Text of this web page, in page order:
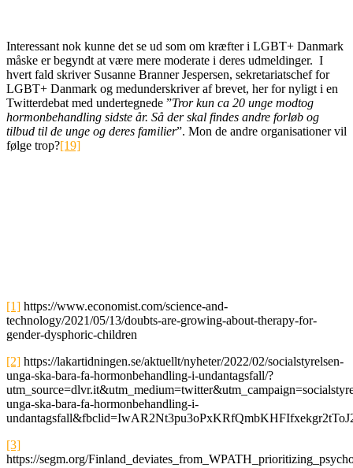
Interessant nok kunne det se ud som om kræfter i LGBT+ Danmark
måske er begyndt at være mere moderate i deres udmeldinger. I
hvert fald skriver Susanne Branner Jespersen, sekretariatschef for
LGBT+ Danmark og medunderskriver af brevet, her for nyligt i en
Twitterdebat med undertegnede ”Tror kun ca 20 unge modtog
hormonbehandling sidste år. Så der skal findes andre forløb og
tilbud til de unge og deres familier”. Mon de andre organisationer vil
følge trop?[19]
[1] https://www.economist.com/science-and-
technology/2021/05/13/doubts-are-growing-about-therapy-for-
gender-dysphoric-children
[2] https://lakartidningen.se/aktuellt/nyheter/2022/02/socialstyrelsen-
unga-ska-bara-fa-hormonbehandling-i-undantagsfall/?
unga-ska-bara-fa-hormonbehandling-i-
[3]
https://segm.org/